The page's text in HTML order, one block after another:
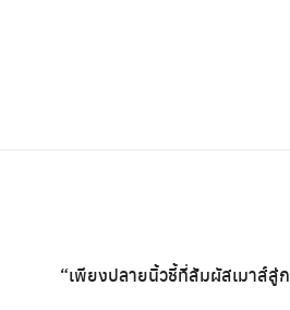
“เพียงปลายนิ้วชี้ที่สัมผัสเมาส์สู่